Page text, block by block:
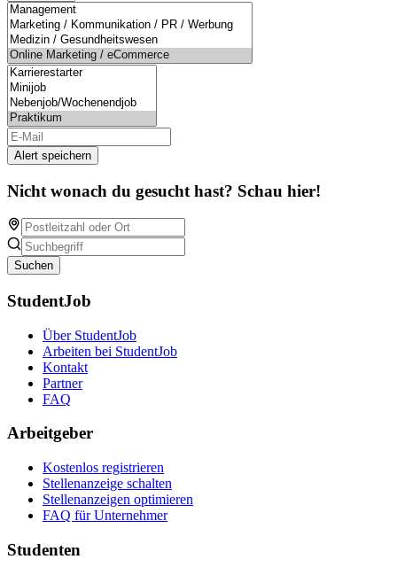
Alert speichern
Nicht wonach du gesucht hast? Schau hier!
Suchen
StudentJob
Über StudentJob
Arbeiten bei StudentJob
Kontakt
Partner
FAQ
Arbeitgeber
Kostenlos registrieren
Stellenanzeige schalten
Stellenanzeigen optimieren
FAQ für Unternehmer
Studenten